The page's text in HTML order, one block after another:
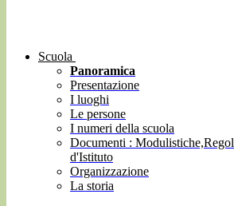
Scuola
Panoramica
Presentazione
I luoghi
Le persone
I numeri della scuola
Documenti :
d'Istituto
Organizzazione
La storia